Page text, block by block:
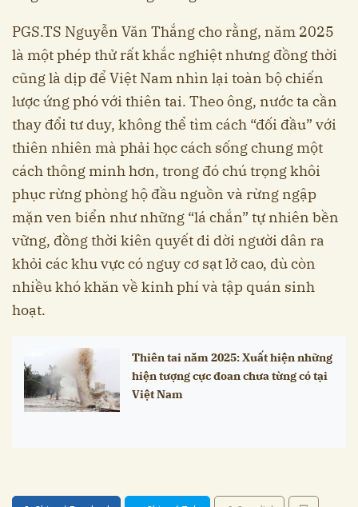
PGS.TS Nguyễn Văn Thắng cho rằng, năm 2025
là một phép thử rất khắc nghiệt nhưng đồng thời
cũng là dịp để Việt Nam nhìn lại toàn bộ chiến
lược ứng phó với thiên tai. Theo ông, nước ta cần
thay đổi tư duy, không thể tìm cách “đối đầu” với
thiên nhiên mà phải học cách sống chung một
cách thông minh hơn, trong đó chú trọng khôi
phục rừng phòng hộ đầu nguồn và rừng ngập
mặn ven biển như những “lá chắn” tự nhiên bền
vững, đồng thời kiên quyết di dời người dân ra
khỏi các khu vực có nguy cơ sạt lở cao, dù còn
nhiều khó khăn về kinh phí và tập quán sinh
hoạt.
Thiên tai năm 2025: Xuất hiện những
hiện tượng cực đoan chưa từng có tại
Việt Nam